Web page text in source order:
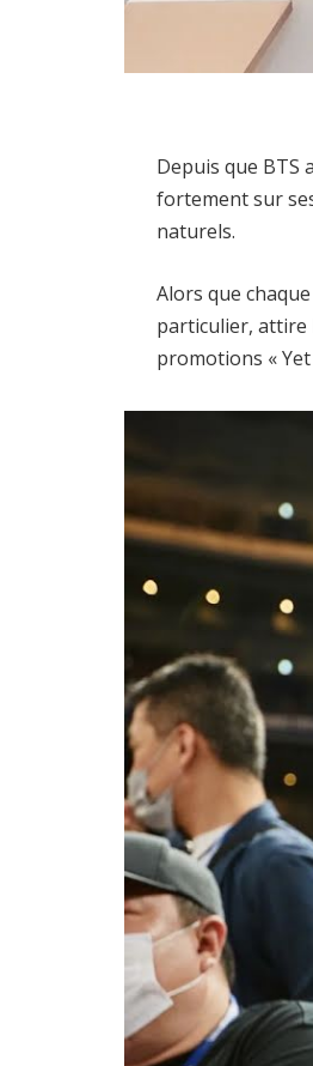
Depuis que BTS
fortement sur
naturels.
Alors que
particulier, attire
promotions « Yet